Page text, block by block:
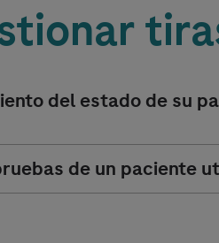
del estado de su
de un paciente